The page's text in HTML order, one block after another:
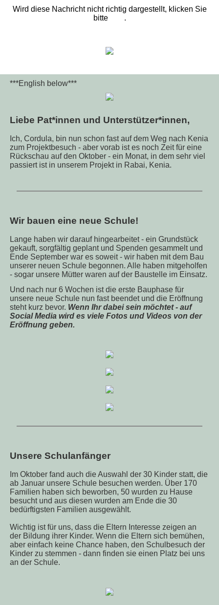
Wird diese Nachricht nicht richtig dargestellt, klicken Sie
bitte
.
***English below***
Liebe Pat*innen und Unterstützer*innen,
Ich, Cordula, bin nun schon fast auf dem Weg nach Kenia
zum Projektbesuch - aber vorab ist es noch Zeit für eine
Rückschau auf den Oktober - ein Monat, in dem sehr viel
passiert ist in unserem Projekt in Rabai, Kenia.
Wir bauen eine neue Schule!
Lange haben wir darauf hingearbeitet - ein Grundstück
gekauft, sorgfältig geplant und Spenden gesammelt und
Ende September war es soweit - wir haben mit dem Bau
unserer neuen Schule begonnen. Alle haben mitgeholfen
- sogar unsere Mütter waren auf der Baustelle im Einsatz.
Und nach nur 6 Wochen ist die erste Bauphase für
unsere neue Schule nun fast beendet und die Eröffnung
steht kurz bevor. Wenn Ihr dabei sein möchtet - auf
Social Media wird es viele Fotos und Videos von der
Eröffnung geben.
Unsere Schulanfänger
Im Oktober fand auch die Auswahl der 30 Kinder statt, die
ab Januar unsere Schule besuchen werden. Über 170
Familien haben sich beworben, 50 wurden zu Hause
besucht und aus diesen wurden am Ende die 30
bedürftigsten Familien ausgewählt.
Wichtig ist für uns, dass die Eltern Interesse zeigen an
der Bildung ihrer Kinder. Wenn die Eltern sich bemühen,
aber einfach keine Chance haben, den Schulbesuch der
Kinder zu stemmen - dann finden sie einen Platz bei uns
an der Schule.